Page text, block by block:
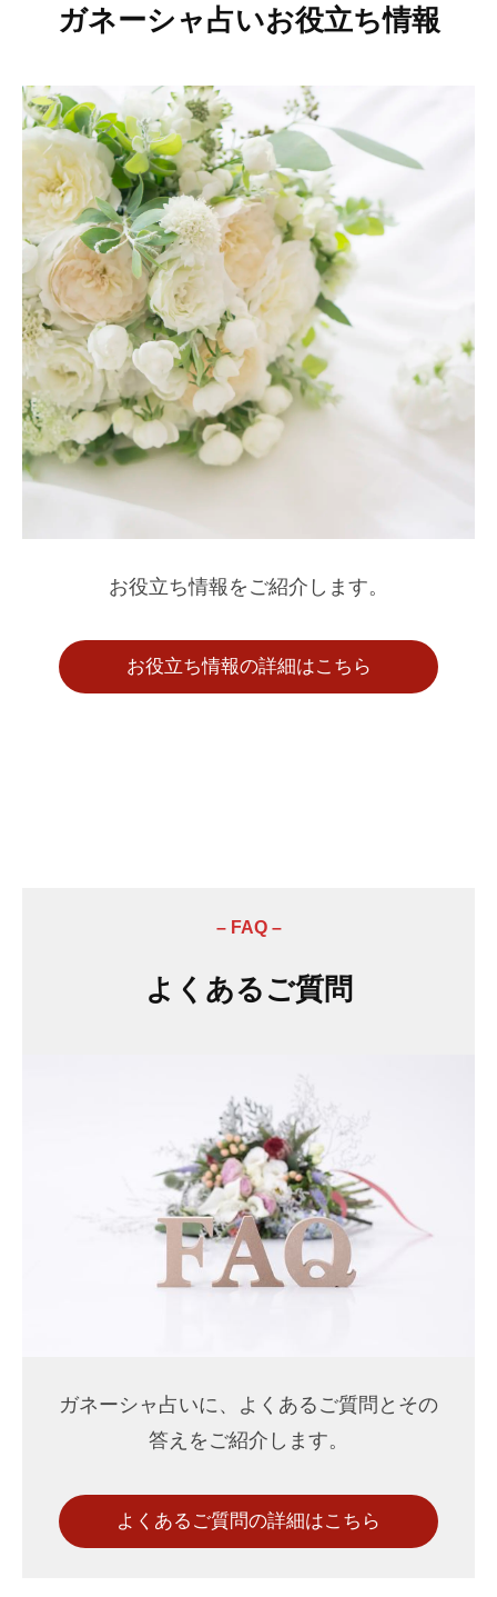
ガネーシャ占いお役立ち情報
お役立ち情報をご紹介します。
お役立ち情報の詳細はこちら
– FAQ –
よくあるご質問
ガネーシャ占いに、よくあるご質問とその
答えをご紹介します。
よくあるご質問の詳細はこちら